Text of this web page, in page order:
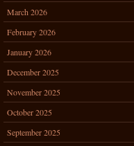
March 2026
February 2026
January 2026
December 2025
November 2025
October 2025
September 2025